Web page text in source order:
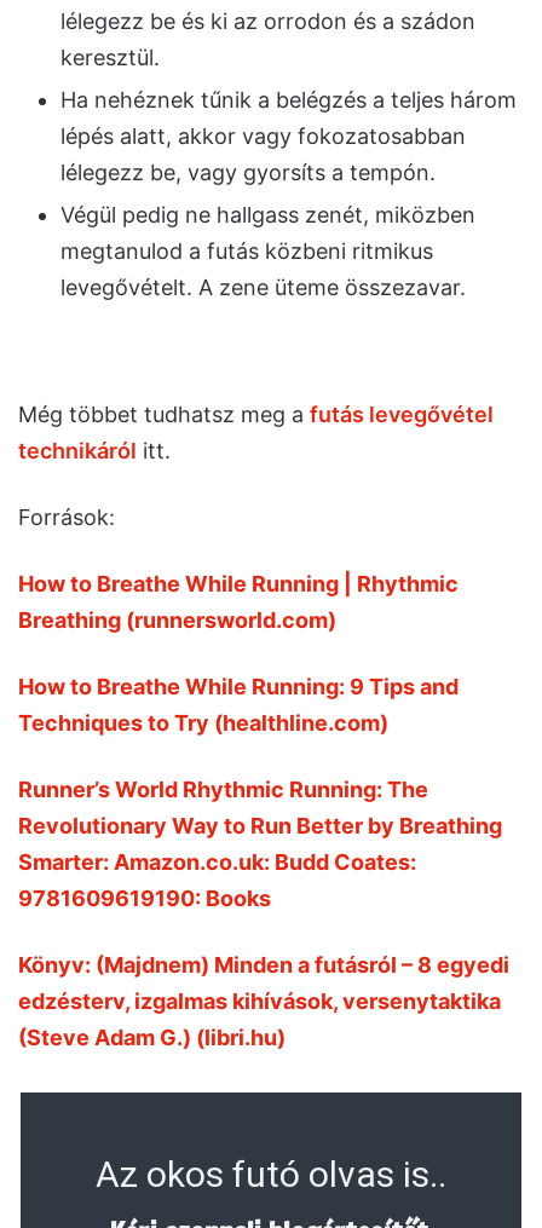
lélegezz be és ki az orrodon és a szádon
keresztül.
Ha nehéznek tűnik a belégzés a teljes három
lépés alatt, akkor vagy fokozatosabban
lélegezz be, vagy gyorsíts a tempón.
Végül pedig ne hallgass zenét, miközben
megtanulod a futás közbeni ritmikus
levegővételt. A zene üteme összezavar.
Még többet tudhatsz meg a futás levegővétel
technikáról itt.
Források:
How to Breathe While Running | Rhythmic
Breathing (runnersworld.com)
How to Breathe While Running: 9 Tips and
Techniques to Try (healthline.com)
Runner’s World Rhythmic Running: The
Revolutionary Way to Run Better by Breathing
Smarter: Amazon.co.uk: Budd Coates:
9781609619190: Books
Könyv: (Majdnem) Minden a futásról – 8 egyedi
edzésterv, izgalmas kihívások, versenytaktika
(Steve Adam G.) (libri.hu)
Az okos futó olvas is..